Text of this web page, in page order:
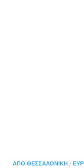
ΑΠΌ ΘΕΣΣΑΛΟΝΊΚΗ /